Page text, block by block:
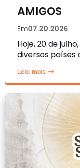
AMIGOS
Em07.20.2026
Hoje, 20 de
diversos países
Leia mais